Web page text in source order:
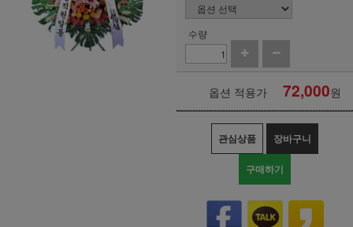
수량
옵션 적용가 72,000원
관심상품 장바구니
구매하기